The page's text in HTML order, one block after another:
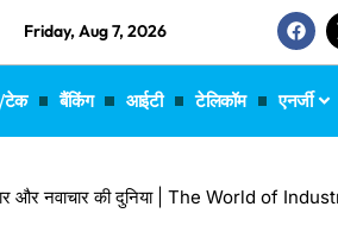
Friday, Aug 7, 2026
टेक बैंकिंग आईटी टेलिकॉम एनर्जी
और नवाचार की दुनिया | The World of